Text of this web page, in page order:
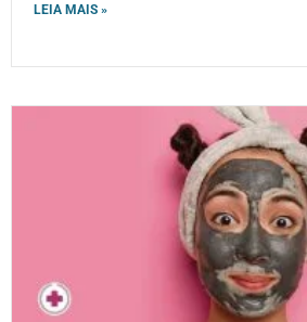
LEIA MAIS »